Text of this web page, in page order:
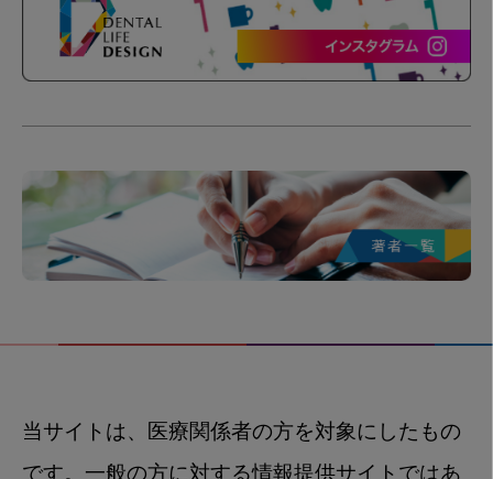
当サイトは、医療関係者の方を対象にしたもの